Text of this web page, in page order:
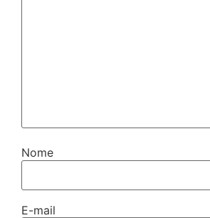
Nome
E-mail